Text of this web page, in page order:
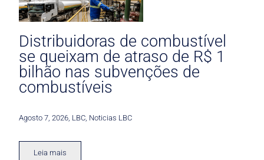
Distribuidoras de combustível
se queixam de atraso de R$ 1
bilhão nas subvenções de
combustíveis
Agosto 7, 2026 LBC Noticias LBC
Leia mais